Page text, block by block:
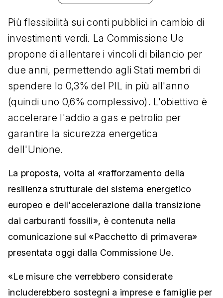
Più flessibilità sui conti pubblici in cambio di
investimenti verdi. La Commissione Ue
propone di allentare i vincoli di bilancio per
due anni, permettendo agli Stati membri di
spendere lo 0,3% del PIL in più all'anno
(quindi uno 0,6% complessivo). L'obiettivo è
accelerare l'addio a gas e petrolio per
garantire la sicurezza energetica
dell'Unione.
La proposta, volta al «rafforzamento della
resilienza strutturale del sistema energetico
europeo e dell'accelerazione dalla transizione
dai carburanti fossili», è contenuta nella
comunicazione sul «Pacchetto di primavera»
presentata oggi dalla Commissione Ue.
«Le misure che verrebbero considerate
includerebbero sostegni a imprese e famiglie per